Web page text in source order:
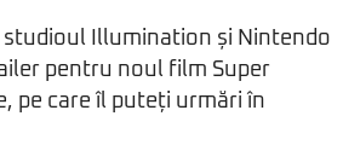
studioul Illumination și Nintendo
pentru noul film Super
pe care îl puteți urmări în